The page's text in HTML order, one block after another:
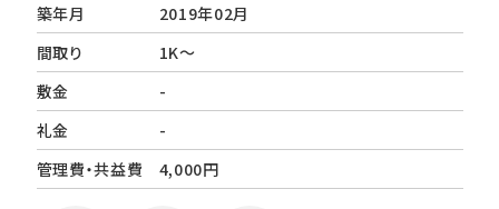
築年月
2019年02月
間取り
1K～
敷金
-
礼金
-
管理費・共益費
4,000円